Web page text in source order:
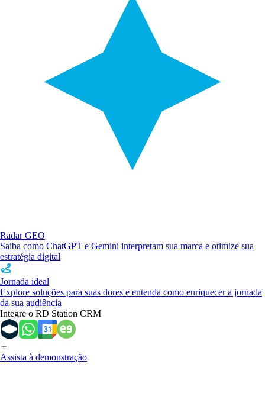
Radar GEO
Saiba como ChatGPT e Gemini interpretam sua marca e otimize sua
estratégia digital
Jornada ideal
Explore soluções para suas dores e entenda como enriquecer a jornada
da sua audiência
Integre o RD Station CRM
Assista à demonstração